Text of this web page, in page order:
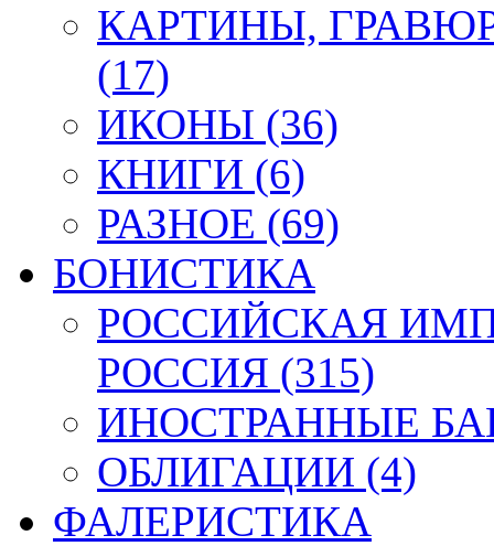
КАРТИНЫ,
(17)
ИКОНЫ (36)
КНИГИ (6)
РАЗНОЕ (69)
БОНИСТИКА
РОССИЙСКАЯ
РОССИЯ (315)
ИНОСТРАННЫЕ
ОБЛИГАЦИИ (4)
ФАЛЕРИСТИКА